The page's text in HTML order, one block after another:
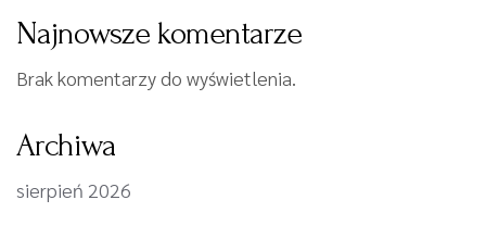
Najnowsze komentarze
Brak komentarzy do wyświetlenia.
Archiwa
sierpień 2026